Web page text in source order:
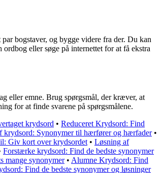
bogstaver, og bygge videre fra der. Du kan
eller søge på internettet for at få ekstra
eller emne. Brug spørgsmål, der kræver, at
for at finde svarene på spørgsmålene.
krydsord • Reduceret Krydsord: Find
krydsord: Synonymer til hærfører og hærfader•
Giv kort over krydsordet • Løsning af
Forstærke krydsord: Find de bedste synonymer
mange synonymer• Alumne Krydsord: Find
Find de bedste synonymer og løsninger